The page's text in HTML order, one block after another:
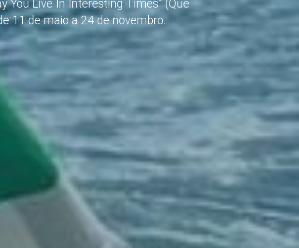
You Live In Interesting Times” (Que
11 de maio a 24 de novembro.